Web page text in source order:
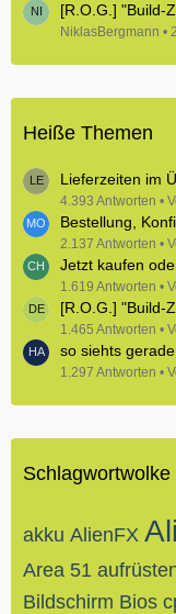
[R.O.G.] "Build-
NiklasBergmann
Heiße Themen
Lieferzeiten im
4.393 Antworten
Bestellung,
2.137 Antworten
Jetzt kaufen
1.619 Antworten
[R.O.G.] "Build-
1.465 Antworten
so siehts gerade
1.297 Antworten
Schlagwortwolke
akku AlienFX
Area 51
Bildschirm Bios